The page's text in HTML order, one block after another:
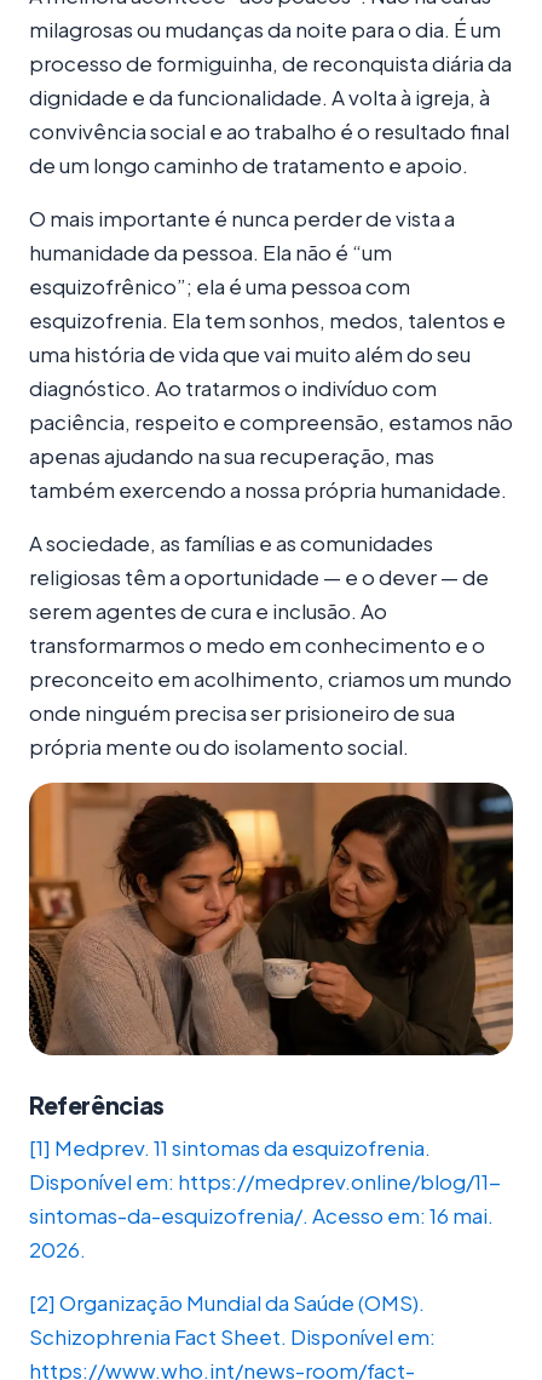
milagrosas ou mudanças da noite para o dia. É um
processo de formiguinha, de reconquista diária da
dignidade e da funcionalidade. A volta à igreja, à
convivência social e ao trabalho é o resultado final
de um longo caminho de tratamento e apoio.
O mais importante é nunca perder de vista a
humanidade da pessoa. Ela não é “um
esquizofrênico”; ela é uma pessoa com
esquizofrenia. Ela tem sonhos, medos, talentos e
uma história de vida que vai muito além do seu
diagnóstico. Ao tratarmos o indivíduo com
paciência, respeito e compreensão, estamos não
apenas ajudando na sua recuperação, mas
também exercendo a nossa própria humanidade.
A sociedade, as famílias e as comunidades
religiosas têm a oportunidade — e o dever — de
serem agentes de cura e inclusão. Ao
transformarmos o medo em conhecimento e o
preconceito em acolhimento, criamos um mundo
onde ninguém precisa ser prisioneiro de sua
própria mente ou do isolamento social.
Referências
[1] Medprev. 11 sintomas da esquizofrenia.
Disponível em: https://medprev.online/blog/11-
sintomas-da-esquizofrenia/. Acesso em: 16 mai.
2026.
[2] Organização Mundial da Saúde (OMS).
Schizophrenia Fact Sheet. Disponível em:
https://www.who.int/news-room/fact-